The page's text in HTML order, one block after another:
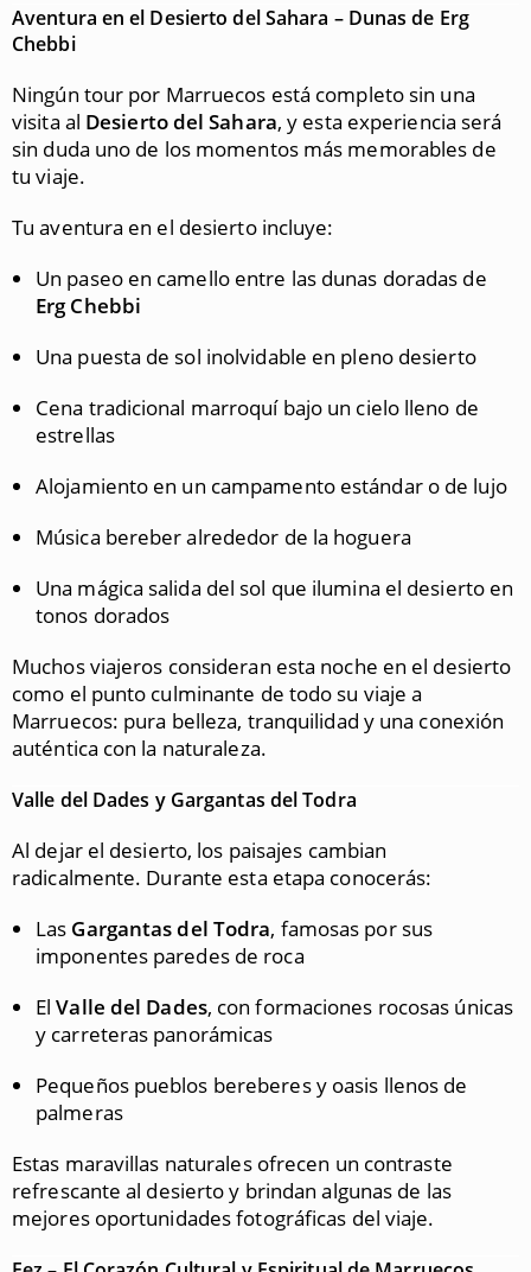
Aventura en el Desierto del Sahara – Dunas de Erg
Chebbi
Ningún tour por Marruecos está completo sin una
visita al Desierto del Sahara, y esta experiencia será
sin duda uno de los momentos más memorables de
tu viaje.
Tu aventura en el desierto incluye:
Un paseo en camello entre las dunas doradas de
Erg Chebbi
Una puesta de sol inolvidable en pleno desierto
Cena tradicional marroquí bajo un cielo lleno de
estrellas
Alojamiento en un campamento estándar o de lujo
Música bereber alrededor de la hoguera
Una mágica salida del sol que ilumina el desierto en
tonos dorados
Muchos viajeros consideran esta noche en el desierto
como el punto culminante de todo su viaje a
Marruecos: pura belleza, tranquilidad y una conexión
auténtica con la naturaleza.
Valle del Dades y Gargantas del Todra
Al dejar el desierto, los paisajes cambian
radicalmente. Durante esta etapa conocerás:
Las Gargantas del Todra, famosas por sus
imponentes paredes de roca
ElValle del Dades, con formaciones rocosas únicas
y carreteras panorámicas
Pequeños pueblos bereberes y oasis llenos de
palmeras
Estas maravillas naturales ofrecen un contraste
refrescante al desierto y brindan algunas de las
mejores oportunidades fotográficas del viaje.